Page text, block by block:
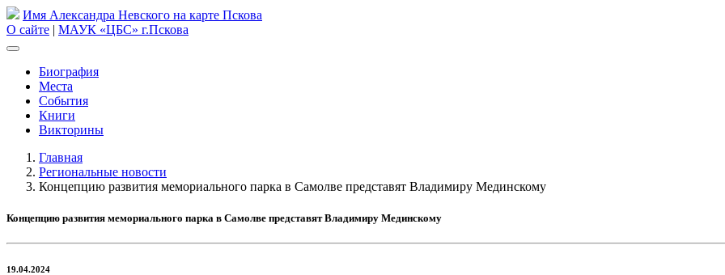
Имя Александра Невского на карте Пскова
О сайте | МАУК «ЦБС» г.Пскова
Биография
Места
События
Книги
Викторины
Главная
Региональные новости
Концепцию развития мемориального парка в Самолве представят Владимиру Мединскому
Концепцию развития мемориального парка в Самолве представят Владимиру Мединскому
19.04.2024